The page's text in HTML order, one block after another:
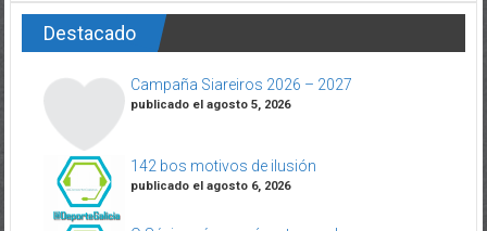
Destacado
Campaña Siareiros 2026 – 2027
publicado el agosto 5, 2026
142 bos motivos de ilusión
publicado el agosto 6, 2026